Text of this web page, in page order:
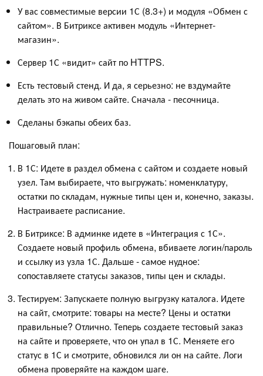
У вас совместимые версии 1С (8.3+) и модуля «Обмен с
сайтом». В Битриксе активен модуль «Интернет-
магазин».
Сервер 1С «видит» сайт по HTTPS.
Есть тестовый стенд. И да, я серьезно: не вздумайте
делать это на живом сайте. Сначала - песочница.
Сделаны бэкапы обеих баз.
Пошаговый план:
В 1С: Идете в раздел обмена с сайтом и создаете новый
узел. Там выбираете, что выгружать: номенклатуру,
остатки по складам, нужные типы цен и, конечно, заказы.
Настраиваете расписание.
В Битриксе: В админке идете в «Интеграция с 1С».
Создаете новый профиль обмена, вбиваете логин/пароль
и ссылку из узла 1С. Дальше - самое нудное:
сопоставляете статусы заказов, типы цен и склады.
Тестируем: Запускаете полную выгрузку каталога. Идете
на сайт, смотрите: товары на месте? Цены и остатки
правильные? Отлично. Теперь создаете тестовый заказ
на сайте и проверяете, что он упал в 1С. Меняете его
статус в 1С и смотрите, обновился ли он на сайте. Логи
обмена проверяйте на каждом шаге.